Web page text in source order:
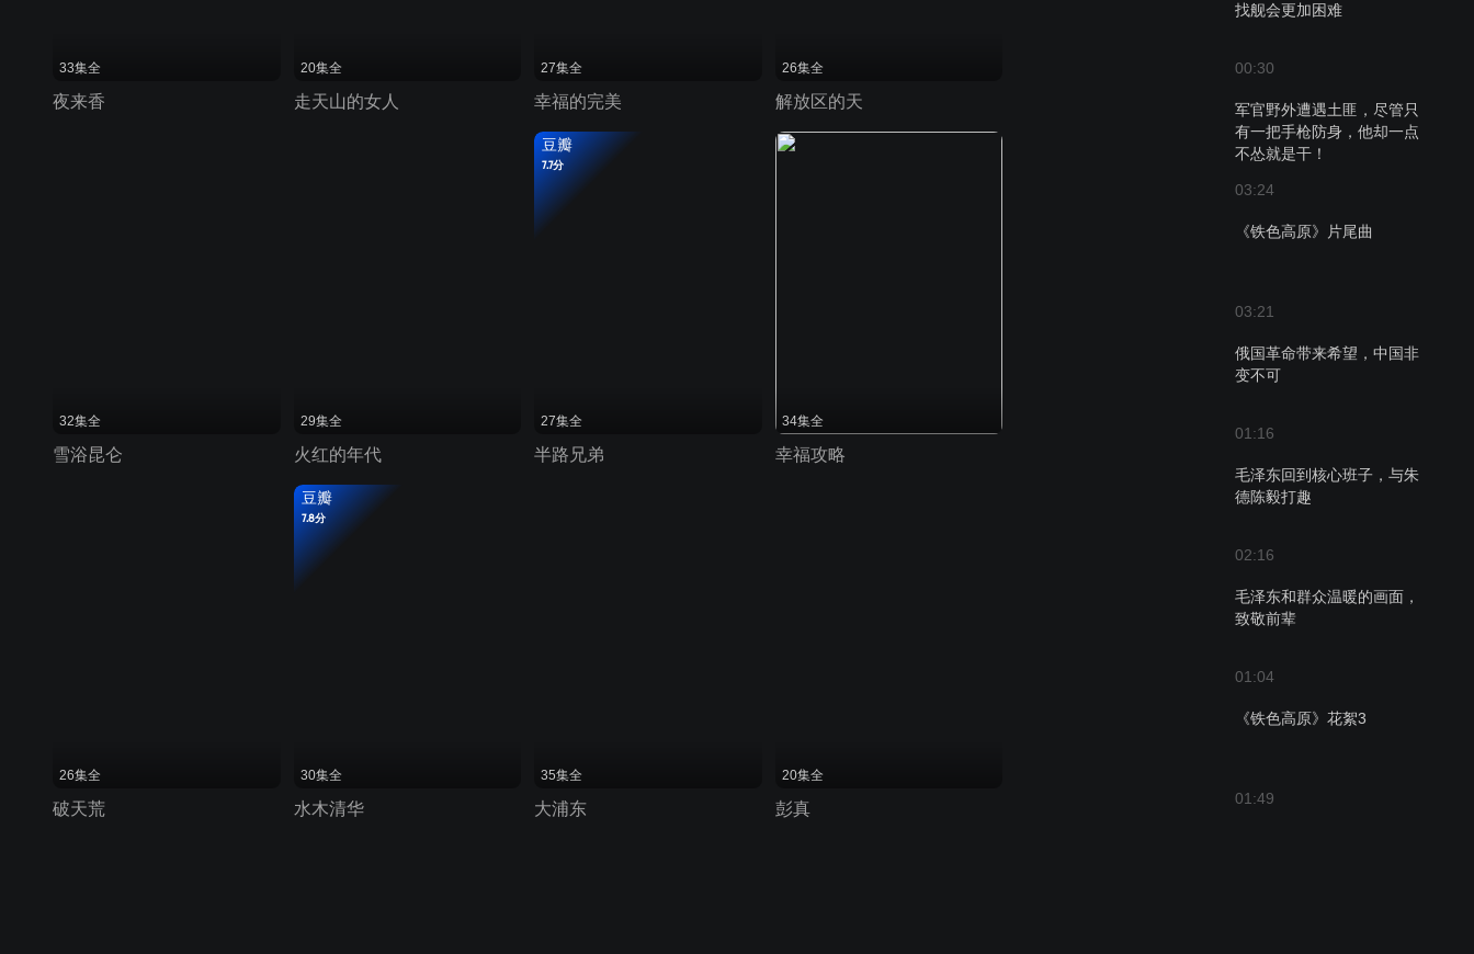
找舰会更加困难
00:30
军官野外遭遇土匪，尽管只
有一把手枪防身，他却一点
不怂就是干！
03:24
《铁色高原》片尾曲
03:21
俄国革命带来希望，中国非
变不可
01:16
毛泽东回到核心班子，与朱
德陈毅打趣
02:16
毛泽东和群众温暖的画面，
致敬前辈
01:04
《铁色高原》花絮3
01:49
33集全
夜来香
20集全
走天山的女人
27集全
幸福的完美
26集全
解放区的天
32集全
雪浴昆仑
29集全
火红的年代
豆瓣
7.7分
27集全
半路兄弟
34集全
幸福攻略
26集全
破天荒
豆瓣
7.8分
30集全
水木清华
35集全
大浦东
20集全
彭真